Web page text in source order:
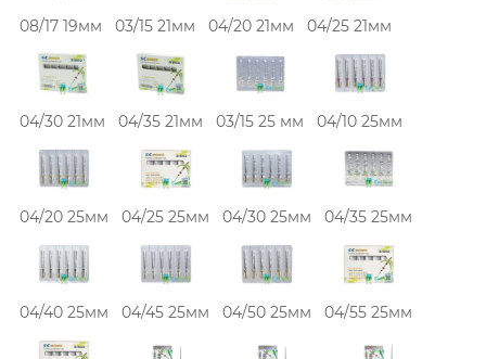
08/17 19мм 03/15 21мм 04/20 21мм 04/25 21мм
04/30 21мм 04/35 21мм 03/15 25 мм 04/10 25мм
04/20 25мм 04/25 25мм 04/30 25мм 04/35 25мм
04/40 25мм 04/45 25мм 04/50 25мм 04/55 25мм